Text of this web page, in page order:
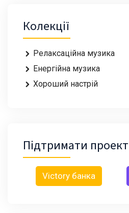
Колекції
Релаксаційна музика
Енергійна музика
Хороший настрій
Підтримати проект
Victory банка